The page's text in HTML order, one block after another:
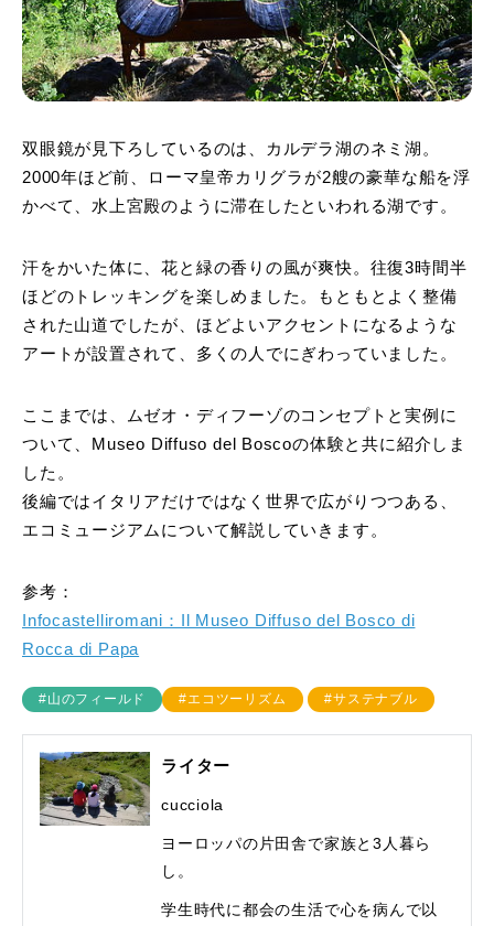
双眼鏡が見下ろしているのは、カルデラ湖のネミ湖。
2000年ほど前、ローマ皇帝カリグラが2艘の豪華な船を浮
かべて、水上宮殿のように滞在したといわれる湖です。
汗をかいた体に、花と緑の香りの風が爽快。往復3時間半
ほどのトレッキングを楽しめました。もともとよく整備
された山道でしたが、ほどよいアクセントになるような
アートが設置されて、多くの人でにぎわっていました。
ここまでは、ムゼオ・ディフーゾのコンセプトと実例に
ついて、Museo Diffuso del Boscoの体験と共に紹介しま
した。
後編ではイタリアだけではなく世界で広がりつつある、
エコミュージアムについて解説していきます。
参考：
Infocastelliromani：Il Museo Diffuso del Bosco di
Rocca di Papa
#山のフィールド #エコツーリズム #サステナブル
ライター
cucciola
ヨーロッパの片田舎で家族と3人暮ら
し。
学生時代に都会の生活で心を病んで以